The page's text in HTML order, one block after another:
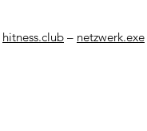
hitness.club – netzwerk.exe